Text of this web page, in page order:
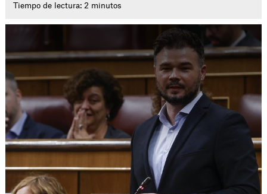
Tiempo de lectura: 2 minutos